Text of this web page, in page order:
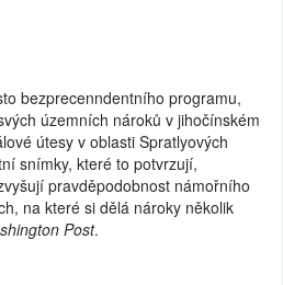
bezprecenndentního programu,
územních nároků v jihočínském
útesy v oblasti Spratlyových
snímky, které to potvrzují,
pravděpodobnost námořního
na které si dělá nároky několik
Post.